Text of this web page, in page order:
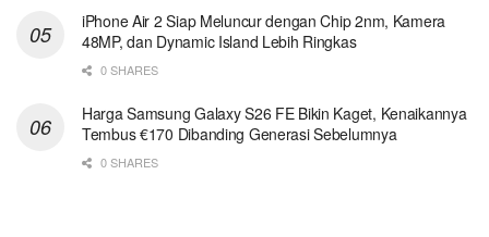
iPhone Air 2 Siap Meluncur dengan Chip 2nm, Kamera
48MP, dan Dynamic Island Lebih Ringkas
0 SHARES
Harga Samsung Galaxy S26 FE Bikin Kaget, Kenaikannya
Tembus €170 Dibanding Generasi Sebelumnya
0 SHARES